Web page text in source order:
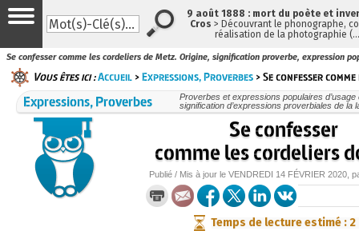
Se confesser comme les cordeliers de Metz. Origine, signification proverbe, expression
Vous êtes ici :Accueil >Expressions, Proverbes > Se confesser
Expressions, Proverbes
Proverbes et expressions populaires d’usage
signification d’expressions proverbiales de la
Se confesser
comme les cordeliers
Publié / Mis à jour le VENDREDI 14 FÉVRIER 2020 ,
Temps de lecture estimé : 2
9 août 1888 : mort du poète et
Cros > Découvrant le phonographe,
réalisation de la photographie